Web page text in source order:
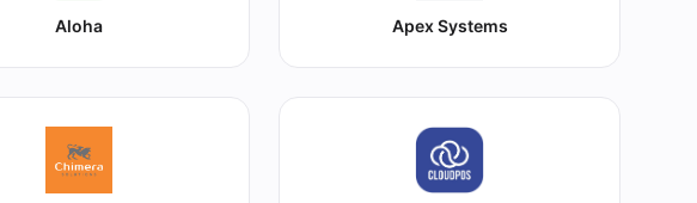
Aloha Apex Systems